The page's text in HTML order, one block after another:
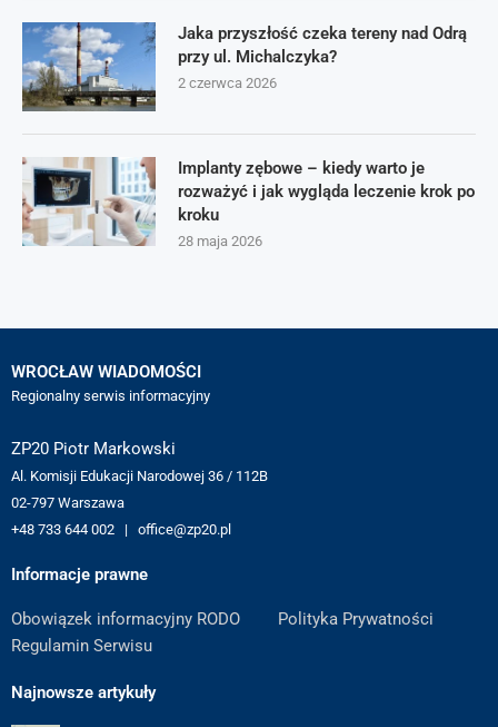
Jaka przyszłość czeka tereny nad Odrą
przy ul. Michalczyka?
2 czerwca 2026
Implanty zębowe – kiedy warto je
rozważyć i jak wygląda leczenie krok po
kroku
28 maja 2026
WROCŁAW WIADOMOŚCI
Regionalny serwis informacyjny
ZP20 Piotr Markowski
Al. Komisji Edukacji Narodowej 36 / 112B
02-797 Warszawa
+48 733 644 002 | office@zp20.pl
Informacje prawne
Obowiązek informacyjny RODO
Polityka Prywatności
Regulamin Serwisu
Najnowsze artykuły